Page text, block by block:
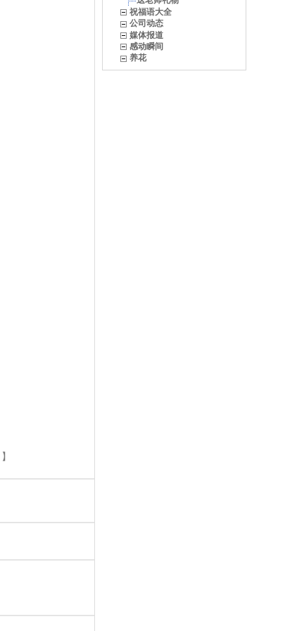
】
祝福语大全
公司动态
媒体报道
感动瞬间
养花